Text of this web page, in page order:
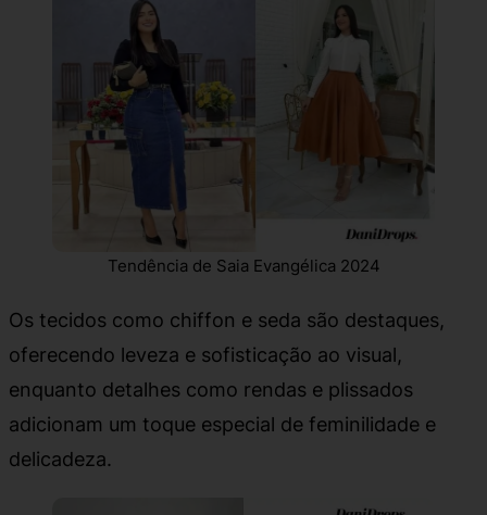
Tendência de Saia Evangélica 2024
Os tecidos como chiffon e seda são destaques,
oferecendo leveza e sofisticação ao visual,
enquanto detalhes como rendas e plissados
adicionam um toque especial de feminilidade e
delicadeza.